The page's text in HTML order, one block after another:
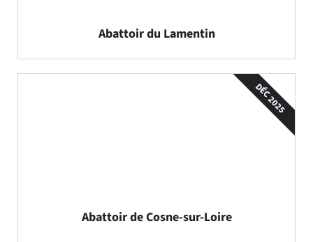
Abattoir du Lamentin
Abattoir de Cosne-sur-Loire
DÉC 2025